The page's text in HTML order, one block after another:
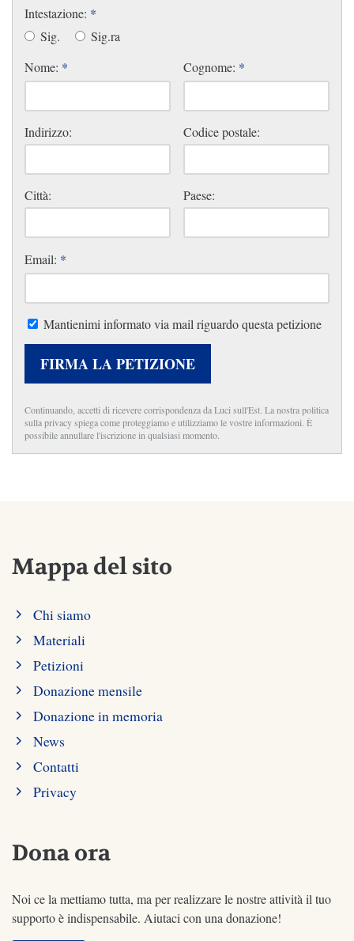
Intestazione: *
Sig.
Sig.ra
Nome: * Cognome: *
Indirizzo: Codice postale:
Città: Paese:
Email: *
Mantienimi informato via mail riguardo questa petizione
FIRMA LA PETIZIONE
Continuando, accetti di ricevere corrispondenza da Luci sull'Est. La nostra politica
sulla privacy spiega come proteggiamo e utilizziamo le vostre informazioni. È
possibile annullare l'iscrizione in qualsiasi momento.
Mappa del sito
Chi siamo
Materiali
Petizioni
Donazione mensile
Donazione in memoria
News
Contatti
Privacy
Dona ora
Noi ce la mettiamo tutta, ma per realizzare le nostre attività il tuo
supporto è indispensabile. Aiutaci con una donazione!